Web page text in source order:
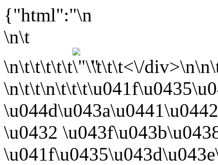
{"html":"\n
\n\t
\n\t\t\t\t\t
\t\t\t<\/
\n\t\t
\u0432